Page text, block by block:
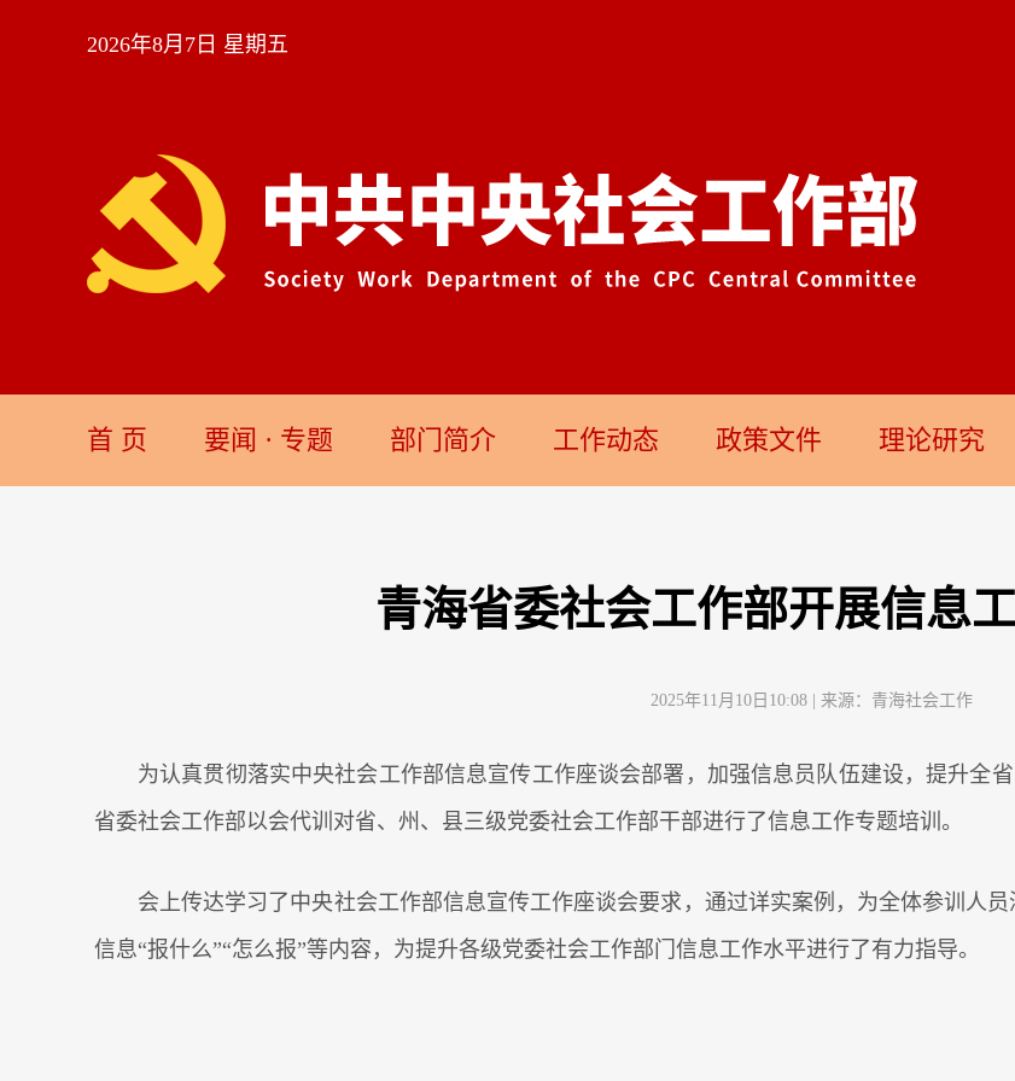
2026年8月7日 星期五
首 页 要闻 · 专题 部门简介 工作动态 政策文件 理论研究
青海省委社会工作部开展信息
2025年11月10日10:08 | 来源： 青海社会工作
为认真贯彻落实中央社会工作部信息宣传工作座谈会部署，加强信息员队伍建设，提升全
省委社会工作部以会代训对省、州、县三级党委社会工作部干部进行了信息工作专题培训。
会上传达学习了中央社会工作部信息宣传工作座谈会要求，通过详实案例，为全体参训人
信息“报什么”“怎么报”等内容，为提升各级党委社会工作部门信息工作水平进行了有力指导。